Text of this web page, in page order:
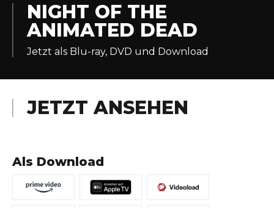
Licensing
NIGHT OF THE
ANIMATED DEAD
Jetzt als Blu-ray, DVD und Download
JETZT ANSEHEN
Als Download